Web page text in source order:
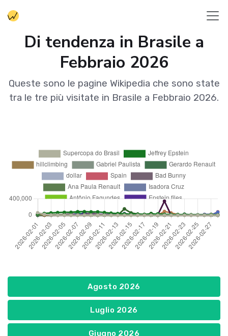
Di tendenza in Brasile a
Febbraio 2026
Queste sono le pagine Wikipedia che sono state
tra le tre più visitate in Brasile a Febbraio 2026.
Agosto 2026
Luglio 2026
Giugno 2026